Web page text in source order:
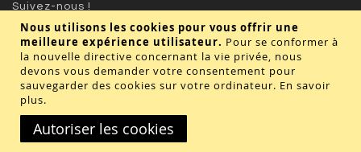
Nous utilisons les cookies pour vous offrir une
meilleure expérience utilisateur. Pour se conformer à
la nouvelle directive concernant la vie privée, nous
devons vous demander votre consentement pour
sauvegarder des cookies sur votre ordinateur. En savoir
plus.
Autoriser les cookies
Suivez-nous !
Valider
Copyright © 2020 - TBD Paris. Tout droit réservés.